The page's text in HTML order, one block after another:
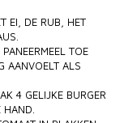
EI, DE RUB, HET
TOE
AANVOELT ALS
4 GELIJKE BURGER